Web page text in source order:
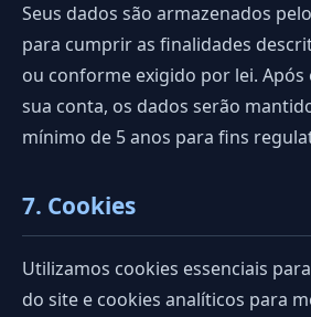
Seus dados são armazenados
para cumprir as finalidades
ou conforme exigido por lei.
sua conta, os dados serão
mínimo de 5 anos para fins
7. Cookies
Utilizamos cookies essenciais
do site e cookies analíticos para